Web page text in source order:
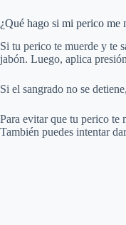
¿Qué hago si mi perico me
Si tu perico te muerde y te
jabón. Luego, aplica
Si el sangrado no se
Para evitar que tu perico te
También puedes intentar